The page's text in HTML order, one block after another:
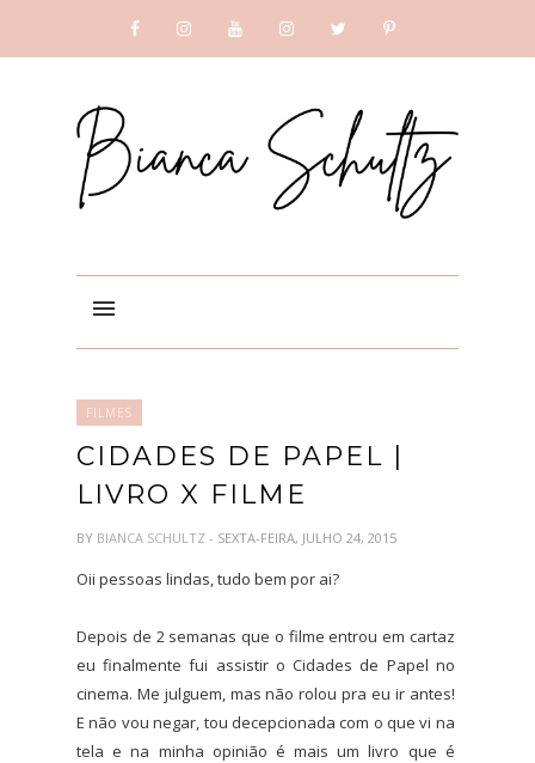
FILMES
CIDADES DE PAPEL |
LIVRO X FILME
BY BIANCA SCHULTZ - SEXTA-FEIRA, JULHO 24, 2015
Oii pessoas lindas, tudo bem por ai?
Depois de 2 semanas que o filme entrou em cartaz
eu finalmente fui assistir o Cidades de Papel no
cinema. Me julguem, mas não rolou pra eu ir antes!
E não vou negar, tou decepcionada com o que vi na
tela e na minha opinião é mais um livro que é